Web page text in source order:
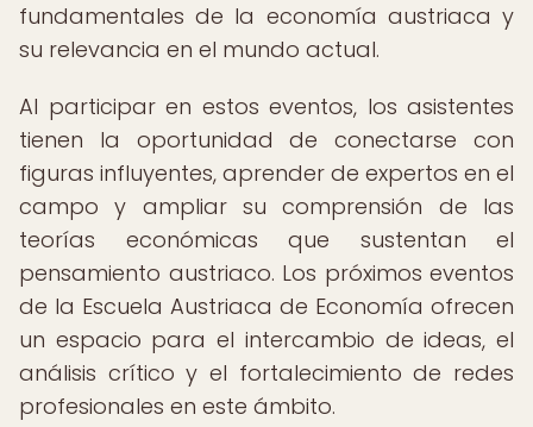
fundamentales de la economía austriaca y
su relevancia en el mundo actual.
Al participar en estos eventos, los asistentes
tienen la oportunidad de conectarse con
figuras influyentes, aprender de expertos en el
campo y ampliar su comprensión de las
teorías económicas que sustentan el
pensamiento austriaco. Los próximos eventos
de la Escuela Austriaca de Economía ofrecen
un espacio para el intercambio de ideas, el
análisis crítico y el fortalecimiento de redes
profesionales en este ámbito.